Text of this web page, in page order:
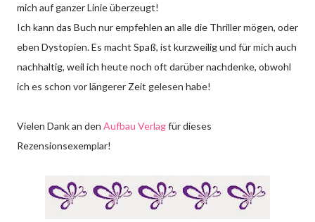
mich auf ganzer Linie überzeugt!
Ich kann das Buch nur empfehlen an alle die Thriller mögen, oder
eben Dystopien. Es macht Spaß, ist kurzweilig und für mich auch
nachhaltig, weil ich heute noch oft darüber nachdenke, obwohl
ich es schon vor längerer Zeit gelesen habe!
Vielen Dank an den Aufbau Verlagfür dieses
Rezensionsexemplar!